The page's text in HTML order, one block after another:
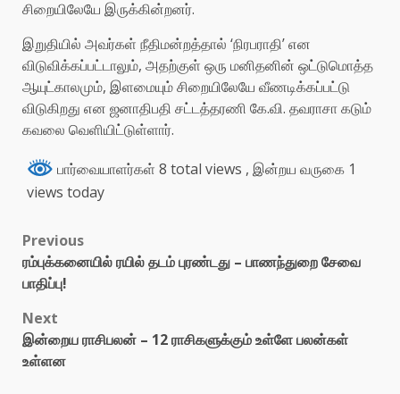
சிறையிலேயே இருக்கின்றனர்.
இறுதியில் அவர்கள் நீதிமன்றத்தால் ‘நிரபராதி’ என
விடுவிக்கப்பட்டாலும், அதற்குள் ஒரு மனிதனின் ஒட்டுமொத்த
ஆயுட்காலமும், இளமையும் சிறையிலேயே வீணடிக்கப்பட்டு
விடுகிறது என ஜனாதிபதி சட்டத்தரணி கே.வி. தவராசா கடும்
கவலை வெளியிட்டுள்ளார்.
பார்வையாளர்கள் 8 total views , இன்றய வருகை 1
views today
Previous
ரம்புக்கனையில் ரயில் தடம் புரண்டது – பாணந்துறை சேவை
பாதிப்பு!
Next
இன்றைய ராசிபலன் – 12 ராசிகளுக்கும் உள்ளே பலன்கள்
உள்ளன